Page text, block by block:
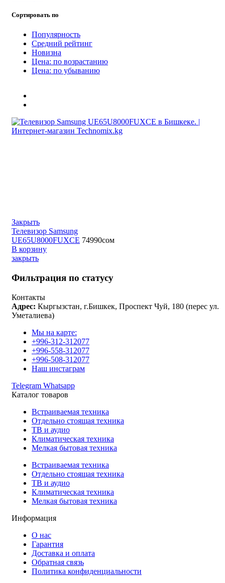
закрыть
Фильтрация по статусу
Сортировать по
Популярность
Средний рейтинг
Новизна
Цена: по возрастанию
Цена: по убыванию
Закрыть
Телевизор Samsung
UE65U8000FUXCE 74990сом
В корзину
Контакты
Адрес: Кыргызстан, г.Бишкек, Проспект Чуй, 180 (перес ул.
Уметалиева)
Мы на карте:
+996-312-312077
+996-558-312077
+996-508-312077
Наш инстаграм
Telegram Whatsapp
Каталог товаров
Встраиваемая техника
Отдельно стоящая техника
ТВ и аудио
Климатическая техника
Мелкая бытовая техника
Встраиваемая техника
Отдельно стоящая техника
ТВ и аудио
Климатическая техника
Мелкая бытовая техника
Информация
О нас
Гарантия
Доставка и оплата
Обратная связь
Политика конфиденциальности